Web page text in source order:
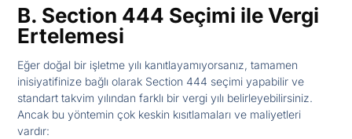
B. Section 444 Seçimi ile Vergi
Ertelemesi
Eğer doğal bir işletme yılı kanıtlayamıyorsanız, tamamen
inisiyatifinize bağlı olarak Section 444 seçimi yapabilir ve
standart takvim yılından farklı bir vergi yılı belirleyebilirsiniz.
Ancak bu yöntemin çok keskin kısıtlamaları ve maliyetleri
vardır: